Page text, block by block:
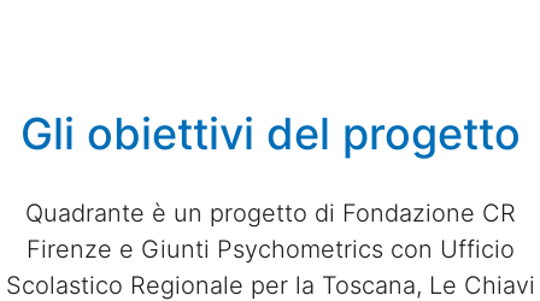
Gli obiettivi del progetto
Quadrante è un progetto di Fondazione CR
Firenze e Giunti Psychometrics con Ufficio
Scolastico Regionale per la Toscana, Le Chiavi